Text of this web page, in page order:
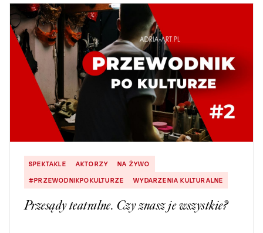
SPEKTAKLE AKTORZY
NA ŻYWO
#PRZEWODNIKPOKULTURZE
WYDARZENIA KULTURALNE
Przesądy teatralne. Czy znasz je wszystkie?